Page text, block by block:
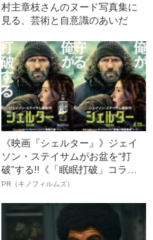
村主章枝さんのヌード写真集に
見る、芸術と自意識のあいだ
《映画『シェルター』》ジェイ
ソン・ステイサムがお盆を“打
破”する!!《「眠眠打破」コラ
ボ》
PR（キノフィルムズ）